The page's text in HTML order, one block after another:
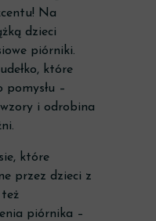
Na
dzieci
piórniki.
które
pomysłu –
i odrobina
które
przez dzieci z
piórnika –